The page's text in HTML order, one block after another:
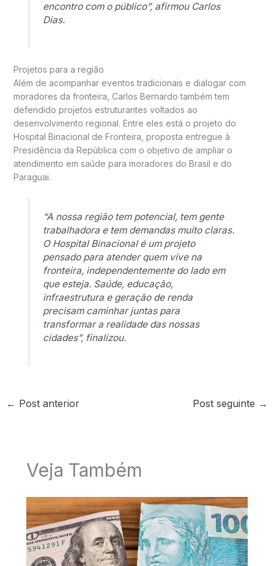
encontro com o público”, afirmou Carlos
Dias.
Projetos para a região
Além de acompanhar eventos tradicionais e dialogar com
moradores da fronteira, Carlos Bernardo também tem
defendido projetos estruturantes voltados ao
desenvolvimento regional. Entre eles está o projeto do
Hospital Binacional de Fronteira, proposta entregue à
Presidência da República com o objetivo de ampliar o
atendimento em saúde para moradores do Brasil e do
Paraguai.
“A nossa região tem potencial, tem gente
trabalhadora e tem demandas muito claras.
O Hospital Binacional é um projeto
pensado para atender quem vive na
fronteira, independentemente do lado em
que esteja. Saúde, educação,
infraestrutura e geração de renda
precisam caminhar juntas para
transformar a realidade das nossas
cidades”, finalizou.
← Post anterior Post seguinte →
Veja Também